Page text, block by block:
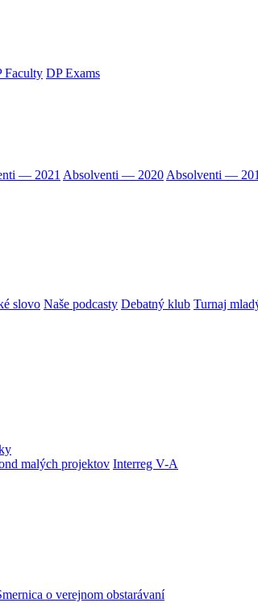
Faculty DP Exams
— 2021 Absolventi — 2020 Absolventi —
slovo Naše podcasty Debatný klub Turnaj
malých projektov Interreg V-A
o verejnom obstarávaní